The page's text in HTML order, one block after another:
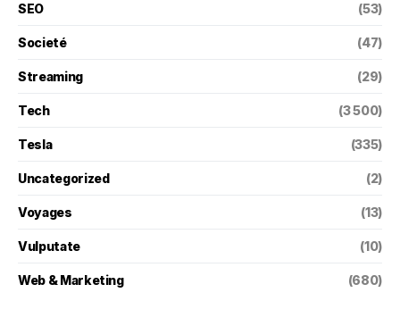
SEO (53)
Societé (47)
Streaming (29)
Tech (3 500)
Tesla (335)
Uncategorized (2)
Voyages (13)
Vulputate (10)
Web & Marketing (680)